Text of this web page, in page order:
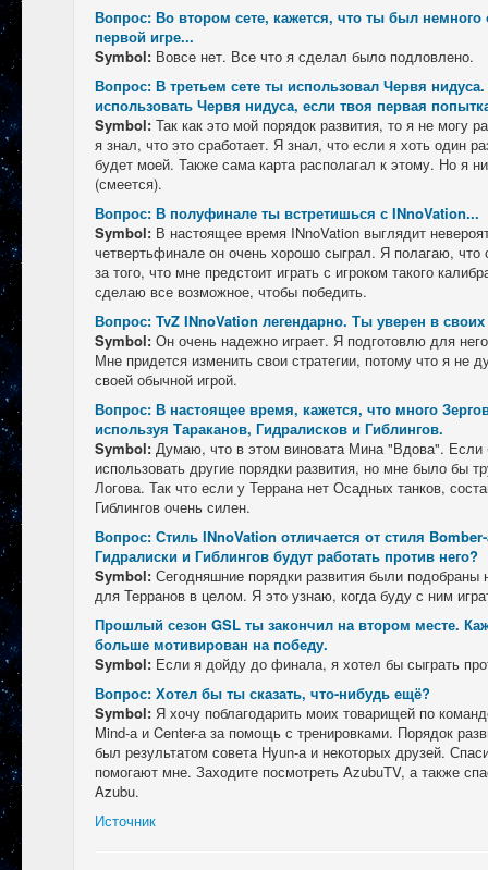
Вопрос: Во втором сете, кажется, что ты был
первой игре...
Symbol: Вовсе нет. Все что я сделал было подловлено.
Вопрос: В третьем сете ты использовал Червя
использовать Червя нидуса, если твоя первая
Symbol: Так как это мой порядок развития, то я не могу
я знал, что это сработает. Я знал, что если я хоть один
будет моей. Также сама карта располагал к этому. Но я
(смеется).
Вопрос: В полуфинале ты встретишься с INnoVation...
Symbol: В настоящее время INnoVation выглядит
четвертьфинале он очень хорошо сыграл. Я полагаю,
за того, что мне предстоит играть с игроком такого
сделаю все возможное, чтобы победить.
Вопрос: TvZ INnoVation легендарно. Ты уверен в
Symbol: Он очень надежно играет. Я подготовлю для
Мне придется изменить свои стратегии, потому что я не
своей обычной игрой.
Вопрос: В настоящее время, кажется, что много
используя Тараканов, Гидралисков и Гиблингов.
Symbol: Думаю, что в этом виновата Мина "Вдова".
использовать другие порядки развития, но мне было бы
Логова. Так что если у Террана нет Осадных танков,
Гиблингов очень силен.
Вопрос: Стиль INnoVation отличается от стиля
Гидралиски и Гиблингов будут работать против него?
Symbol: Сегодняшние порядки развития были подобраны
для Терранов в целом. Я это узнаю, когда буду с ним
Прошлый сезон GSL ты закончил на втором месте.
больше мотивирован на победу.
Symbol: Если я дойду до финала, я хотел бы сыграть
Вопрос: Хотел бы ты сказать, что-нибудь ещё?
Symbol: Я хочу поблагодарить моих товарищей по
Mind-а и Center-а за помощь с тренировками. Порядок
был результатом совета Hyun-а и некоторых друзей.
помогают мне. Заходите посмотреть AzubuTV, а также
Azubu.
Источник